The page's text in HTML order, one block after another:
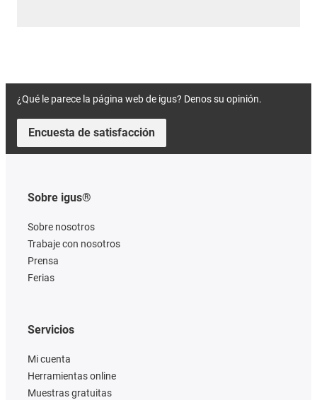
¿Qué le parece la página web de igus? Denos su opinión.
Encuesta de satisfacción
Sobre igus®
Sobre nosotros
Trabaje con nosotros
Prensa
Ferias
Servicios
Mi cuenta
Herramientas online
Muestras gratuitas